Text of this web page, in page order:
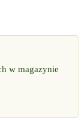
w magazynie